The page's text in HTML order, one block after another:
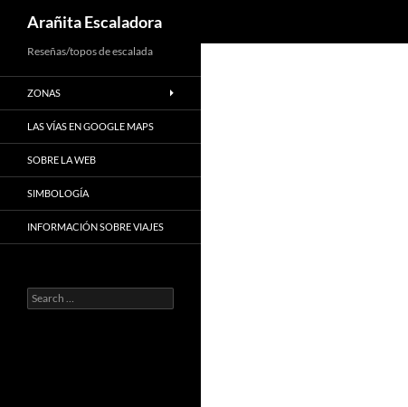
to
content
Arañita Escaladora
Reseñas/topos de escalada
ZONAS
LAS VÍAS EN GOOGLE MAPS
SOBRE LA WEB
SIMBOLOGÍA
INFORMACIÓN SOBRE VIAJES
Search
for: